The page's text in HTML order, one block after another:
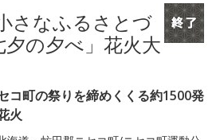
さなふるさとづ
夕の夕べ」花火大
コ町の祭りを締めくくる約1500発
火